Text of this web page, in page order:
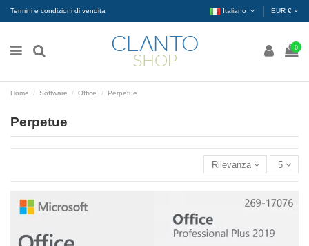
Termini e condizioni di vendita Italiano EUR €
0
Home Software Office Perpetue
Perpetue
Rilevanza 5